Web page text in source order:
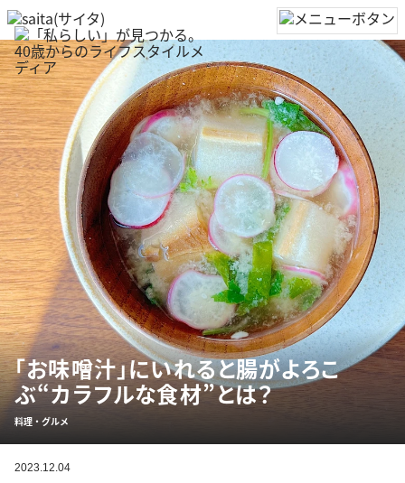
「お味噌汁」にいれると腸がよろこ
ぶ“カラフルな食材”とは？
料理・グルメ
2023.12.04